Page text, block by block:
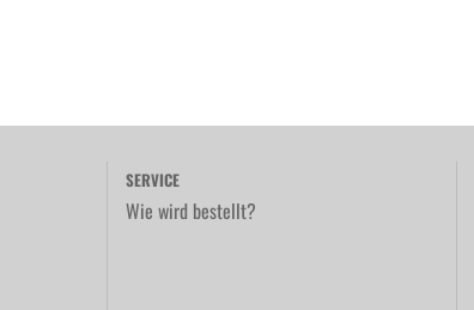
SERVICE
Wie wird bestellt?